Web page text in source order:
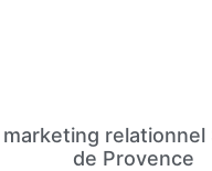
marketing relationnel
de Provence